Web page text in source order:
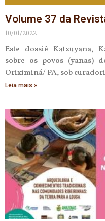
Volume 37 da
10/01/2022
Este dossiê Katxuyana,
sobre os povos (yanas)
Oriximiná/ PA, sob
Leia mais »